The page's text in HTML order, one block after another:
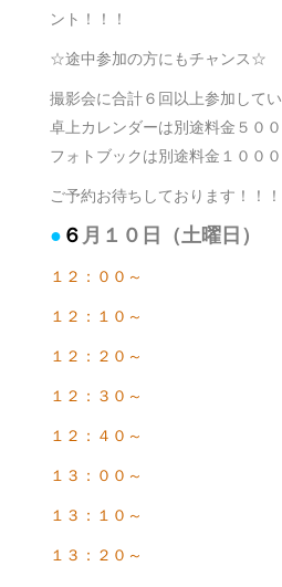
ント！！！
☆途中参加の方にもチャンス☆
撮影会に合計６回以上参加して
卓上カレンダーは別途料金５０
フォトブックは別途料金１００
ご予約お待ちしております！！！
● ６ 月１０日（土曜日）
１２：００～
１２：１０～
１２：２０～
１２：３０～
１２：４０～
１３：００～
１３：１０～
１３：２０～